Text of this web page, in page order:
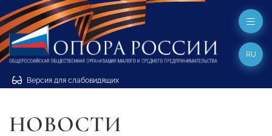
Версия для слабовидящих
RU
НОВОСТИ